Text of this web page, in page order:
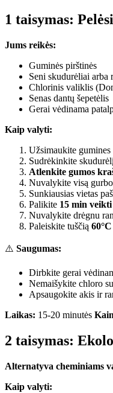
1 taisymas:
Jums reikės:
Guminės pirštinės
Seni skudurėliai arba
Chlorinis valiklis
Senas dantų šepetėlis
Gerai vėdinama
Kaip valyti:
Užsimaukite gumines
Sudrėkinkite
Atlenkite gumos
Nuvalykite visą
Sunkiausias vietas
Palikite 15 min veikti
Nuvalykite drėgnu
Paleiskite tuščią
⚠️ Saugumas:
Dirbkite gerai
Nemaišykite chloro
Apsaugokite akis ir
Laikas: 15-20 minutės
2 taisymas:
Alternatyva cheminiams
Kaip valyti: